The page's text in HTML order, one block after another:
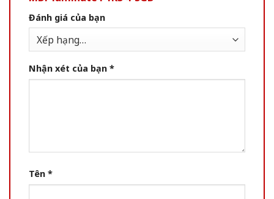
Đánh giá của bạn
Nhận xét của bạn *
Tên *